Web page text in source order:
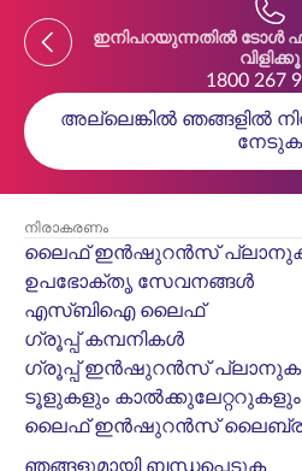
Previousഇനിപറയുന്നതിൽ ടോൾ
വിളിക്കൂ
1800 267
അല്ലെങ്കിൽ ഞങ്ങളിൽ
നേടുക
നിരാകരണം
ലൈഫ് ഇൻഷുറൻസ്
ഉപഭോക്തൃ സേവനങ്ങൾ
എസ്‌ബിഐ ലൈഫ്
ഗ്രൂപ്പ് കമ്പനികൾ
ഗ്രൂപ്പ് ഇൻഷുറൻസ്
ടൂളുകളും കാൽക്കുലേറ്ററുകളും
ലൈഫ് ഇൻഷുറൻസ്
ഞങ്ങളുമായി ബന്ധപ്പെടുക